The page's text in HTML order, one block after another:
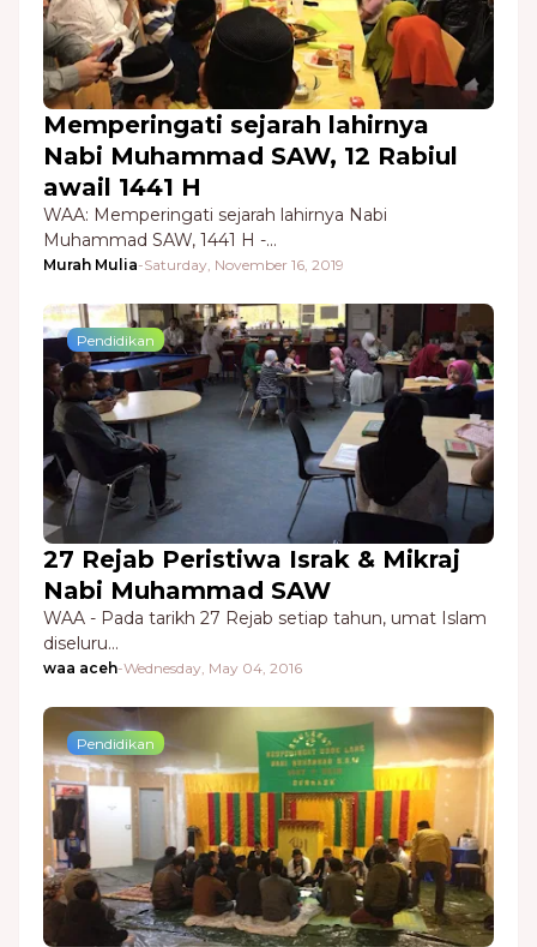
Memperingati sejarah lahirnya
Nabi Muhammad SAW, 12 Rabiul
awail 1441 H
WAA: Memperingati sejarah lahirnya Nabi
Muhammad SAW, 1441 H -…
Murah Mulia-Saturday, November 16, 2019
Pendidikan
27 Rejab Peristiwa Israk & Mikraj
Nabi Muhammad SAW
WAA - Pada tarikh 27 Rejab setiap tahun, umat Islam
diseluru…
waa aceh-Wednesday, May 04, 2016
Pendidikan